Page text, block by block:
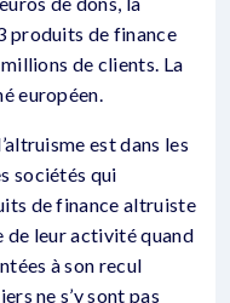
produits de finance
de clients. La
européen.
est dans les
sociétés qui
de finance altruiste
de leur activité quand
à son recul
ne s’y sont pas